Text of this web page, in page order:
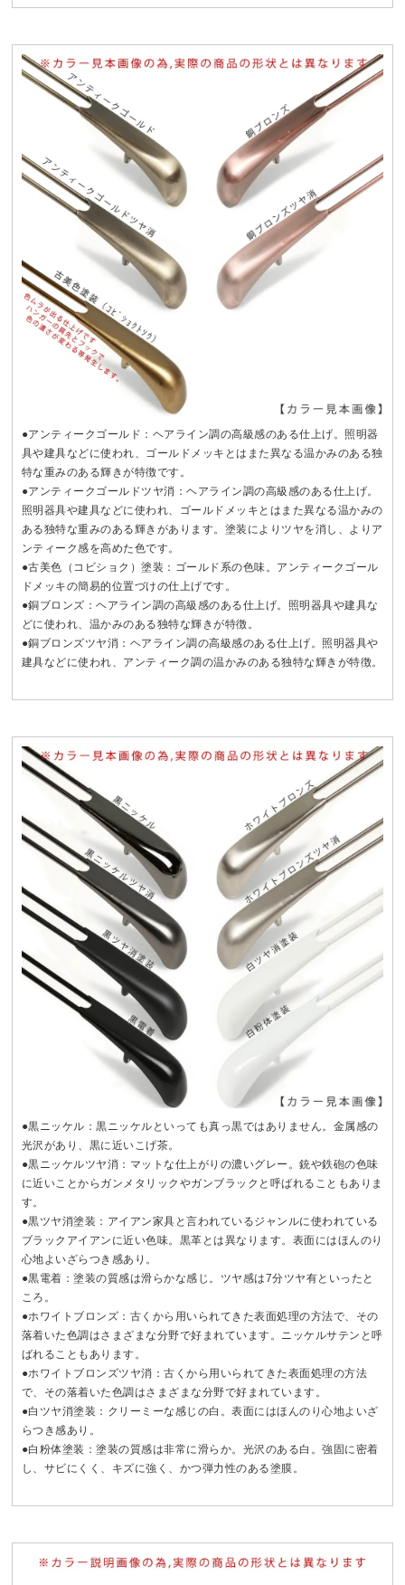
●アンティークゴールド：ヘアライン調の高級感のある仕上げ。照明器
具や建具などに使われ、ゴールドメッキとはまた異なる温かみのある独
特な重みのある輝きが特徴です。
●アンティークゴールドツヤ消：ヘアライン調の高級感のある仕上げ。
照明器具や建具などに使われ、ゴールドメッキとはまた異なる温かみの
ある独特な重みのある輝きがあります。塗装によりツヤを消し、よりア
ンティーク感を高めた色です。
●古美色（コビショク）塗装：ゴールド系の色味。アンティークゴール
ドメッキの簡易的位置づけの仕上げです。
●銅ブロンズ：ヘアライン調の高級感のある仕上げ。照明器具や建具な
どに使われ、温かみのある独特な輝きが特徴。
●銅ブロンズツヤ消：ヘアライン調の高級感のある仕上げ。照明器具や
建具などに使われ、アンティーク調の温かみのある独特な輝きが特徴。
●黒ニッケル：黒ニッケルといっても真っ黒ではありません。金属感の
光沢があり、黒に近いこげ茶。
●黒ニッケルツヤ消：マットな仕上がりの濃いグレー。銃や鉄砲の色味
に近いことからガンメタリックやガンブラックと呼ばれることもありま
す。
●黒ツヤ消塗装：アイアン家具と言われているジャンルに使われている
ブラックアイアンに近い色味。黒革とは異なります。表面にはほんのり
心地よいざらつき感あり。
●黒電着：塗装の質感は滑らかな感じ。ツヤ感は7分ツヤ有といったと
ころ。
●ホワイトブロンズ：古くから用いられてきた表面処理の方法で、その
落着いた色調はさまざまな分野で好まれています。ニッケルサテンと呼
ばれることもあります。
●ホワイトブロンズツヤ消：古くから用いられてきた表面処理の方法
で、その落着いた色調はさまざまな分野で好まれています。
●白ツヤ消塗装：クリーミーな感じの白。表面にはほんのり心地よいざ
らつき感あり。
●白粉体塗装：塗装の質感は非常に滑らか。光沢のある白。強固に密着
し、サビにくく、キズに強く、かつ弾力性のある塗膜。